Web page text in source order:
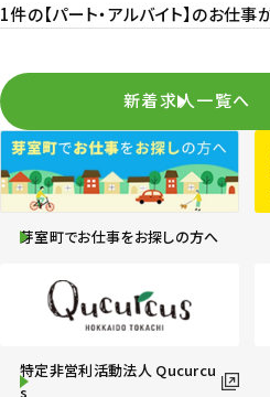
1件の【パート・アルバイト】のお仕事
新着求人一覧へ
芽室町でお仕事をお探しの方へ
特定非営利活動法人 Qucurcu
s